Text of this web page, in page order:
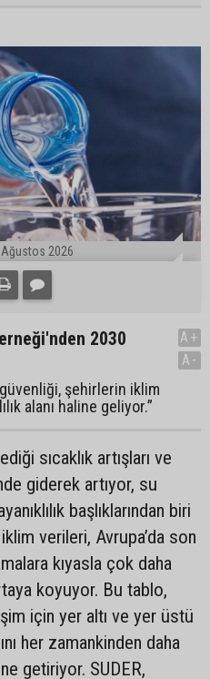
2026
2030
güvenliği, şehirlerin iklim
alanı haline geliyor.”
A+
A-
sıcaklık artışları ve
giderek artıyor, su
başlıklarından biri
verileri, Avrupa’da son
kıyasla çok daha
koyuyor. Bu tablo,
için yer altı ve yer üstü
her zamankinden daha
getiriyor. SUDER,